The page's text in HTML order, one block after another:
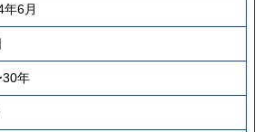
年6月
30年